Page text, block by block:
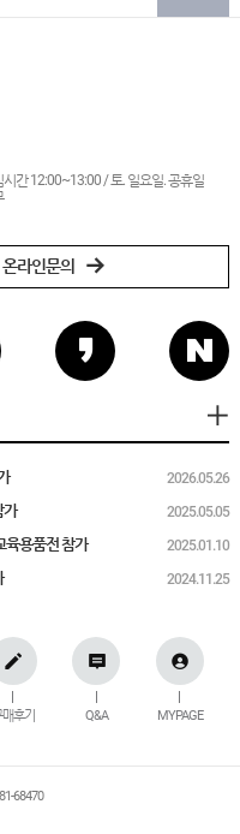
시간 12:00~13:00 /토. 일요일. 공휴일
온라인문의
2026.05.26
가 2025.05.05
육용품전 참가 2025.01.10
2024.11.25
후기 Q&A MYPAGE
68470